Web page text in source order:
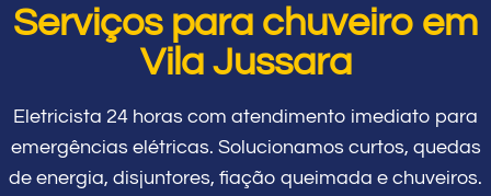
Serviços para chuveiro em
Vila Jussara
Eletricista 24 horas com atendimento imediato para
emergências elétricas. Solucionamos curtos, quedas
de energia, disjuntores, fiação queimada e chuveiros.